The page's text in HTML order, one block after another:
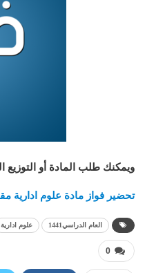
ويمكنك طلب المادة أو التوزيع
تحضير فواز مادة علوم ادارية
العام الدراسي1441 علوم ادارية
0